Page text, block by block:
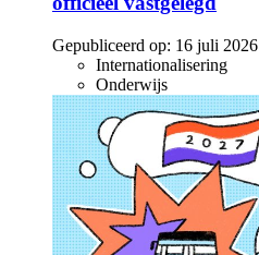
Gepubliceerd op: 16 juli 2026
Internationalisering
Onderwijs